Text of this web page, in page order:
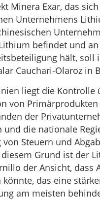
Minera Exar, das
Unternehmens
befindet und
hält, soll
Cauchari-Olaroz in
liegt die Kontrolle
von
der
und die nationale
von Steuern und
Grund ist der
der Ansicht, dass
könnte, das eine
am meisten